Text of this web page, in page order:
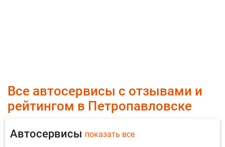
Все автосервисы с отзывами и
рейтингом в Петропавловске
Автосервисы показать все